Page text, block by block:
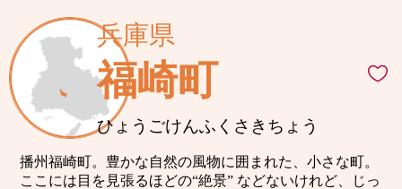
兵庫県
福崎町
ひょうごけんふくさきちょう
播州福崎町。豊かな自然の風物に囲まれた、小さな町。
ここには目を見張るほどの“絶景” などないけれど、じっ